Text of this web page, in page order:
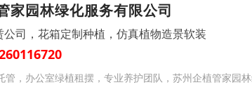
家园林绿化服务有限公司
司，花箱定制种植，仿真植物造景软装
管，办公室绿植租摆，专业养护团队，苏州企植管家园